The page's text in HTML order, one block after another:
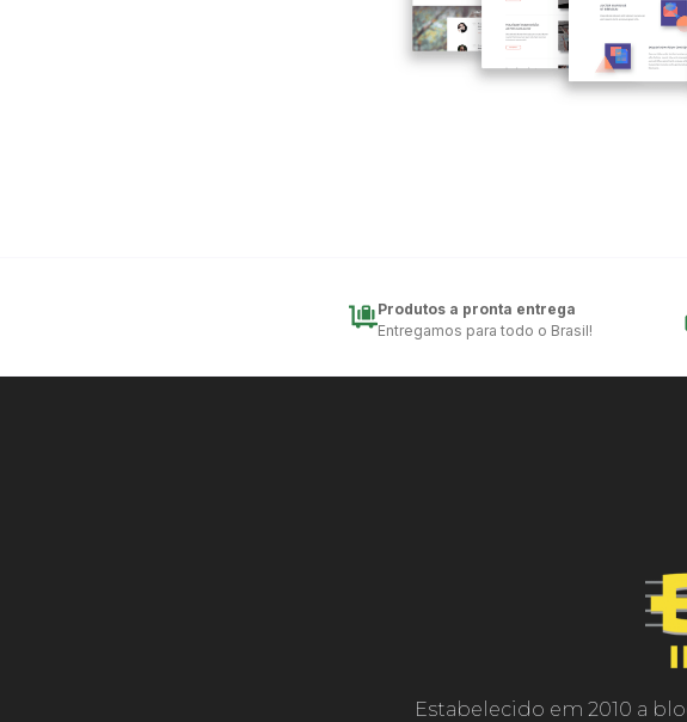
Produtos a pronta entrega
Entregamos para todo o Brasil!
Estabelecido em 2010 a